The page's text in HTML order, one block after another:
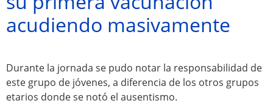
Atractivos
Moyobamba, está
acudiendo masivamente
Durante la jornada se pudo notar la responsabilidad de
este grupo de jóvenes, a diferencia de los otros grupos
etarios donde se notó el ausentismo.